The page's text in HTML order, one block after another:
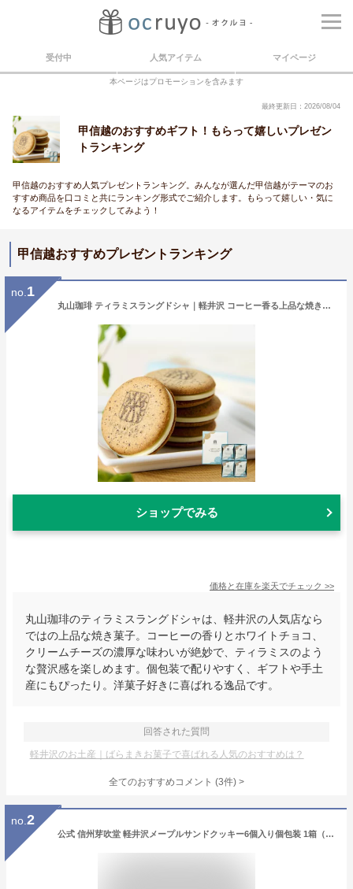
受付中 人気アイテム マイページ
本ページはプロモーションを含みます
最終更新日：2026/08/04
甲信越のおすすめギフト！もらって嬉しいプレゼン
トランキング
甲信越のおすすめ人気プレゼントランキング。みんなが選んだ甲信越がテーマのお
すすめ商品を口コミと共にランキング形式でご紹介します。もらって嬉しい・気に
なるアイテムをチェックしてみよう！
甲信越おすすめプレゼントランキング
no. 1
丸山珈琲 ティラミスラングドシャ｜軽井沢 コーヒー香る上品な焼き菓子 ホワイトチョコレート クリームチーズ 洋菓子 スイーツ ギフトにもおすすめ
ショップでみる
価格と在庫を楽天でチェック >>
丸山珈琲のティラミスラングドシャは、軽井沢の人気店なら
ではの上品な焼き菓子。コーヒーの香りとホワイトチョコ、
クリームチーズの濃厚な味わいが絶妙で、ティラミスのよう
な贅沢感を楽しめます。個包装で配りやすく、ギフトや手土
産にもぴったり。洋菓子好きに喜ばれる逸品です。
回答された質問
軽井沢のお土産｜ばらまきお菓子で喜ばれる人気のおすすめは？
全てのおすすめコメント (3件) >
no. 2
公式 信州芽吹堂 軽井沢メープルサンドクッキー6個入り個包装 1箱（化粧箱） 軽井沢アレイズ かるいざわ お土産 手みやげ プレゼント メープル が香る スイーツ 焼菓子 洋菓子 クッキー 【軽井沢 A L'AISE】